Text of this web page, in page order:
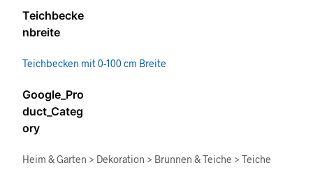
Teichbecke
nbreite
Teichbecken mit 0-100 cm Breite
Google_Pro
duct_Categ
ory
Heim & Garten > Dekoration > Brunnen & Teiche > Teiche